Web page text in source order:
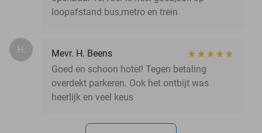
loopafstand bus,metro en trein
H.
Mevr. H. Beens
Goed en schoon hotel! Tegen betaling
overdekt parkeren. Ook het ontbijt was
heerlijk en veel keus